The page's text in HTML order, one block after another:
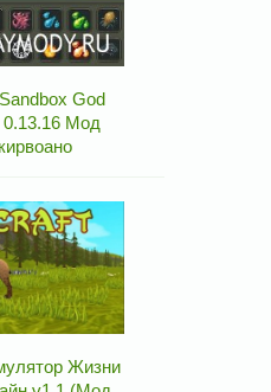
God
0.13.16 Мод
Жизни